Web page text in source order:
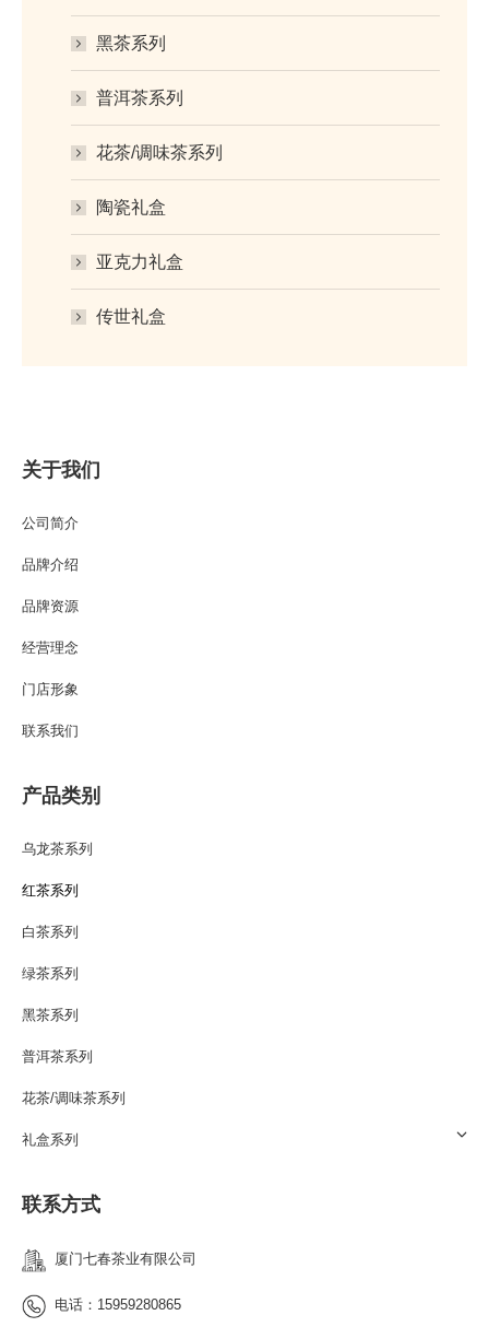
黑茶系列
普洱茶系列
花茶/调味茶系列
陶瓷礼盒
亚克力礼盒
传世礼盒
关于我们
公司简介
品牌介绍
品牌资源
经营理念
门店形象
联系我们
产品类别
乌龙茶系列
红茶系列
白茶系列
绿茶系列
黑茶系列
普洱茶系列
花茶/调味茶系列
礼盒系列
联系方式
厦门七春茶业有限公司
电话：15959280865